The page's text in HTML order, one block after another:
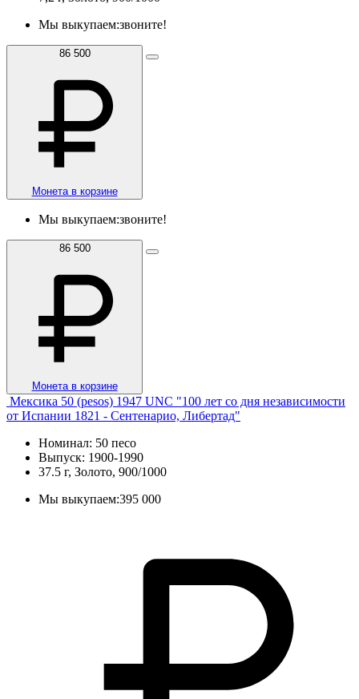
Мы выкупаем:звоните!
86 500
Монета в корзине
Мы выкупаем:звоните!
86 500
Монета в корзине
Мексика 50 (pesos) 1947 UNC "100 лет со дня независимости
от Испании 1821 - Сентенарио, Либертад"
Номинал: 50 песо
Выпуск: 1900-1990
37.5 г, Золото, 900/1000
Мы выкупаем:395 000